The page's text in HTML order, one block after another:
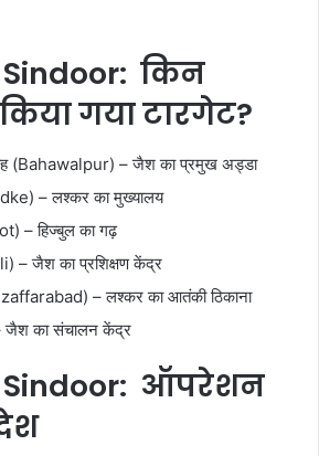
किन
गया टारगेट?
(Bahawalpur) – जैश का प्रमुख अड्डा
– लश्कर का मुख्यालय
– हिज्बुल का गढ़
– जैश का प्रशिक्षण केंद्र
– लश्कर का आतंकी ठिकाना
जैश का संचालन केंद्र
Sindoor: ऑपरेशन